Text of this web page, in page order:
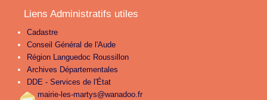
Liens Administratifs utiles
Cadastre
Conseil Général de l'Aude
Région Languedoc Roussillon
Archives Départementales
DDE - Services de l'État
mairie-les-martys@wanadoo.fr